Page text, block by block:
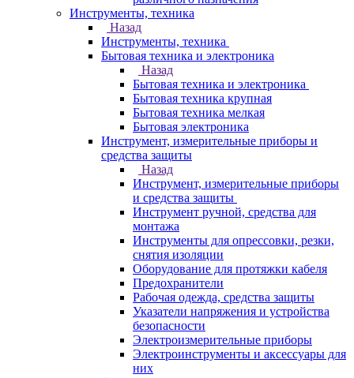
Инструменты, техника
Назад
Инструменты, техника
Бытовая техника и электроника
Назад
Бытовая техника и электроника
Бытовая техника крупная
Бытовая техника мелкая
Бытовая электроника
Инструмент, измерительные приборы и
средства защиты
Назад
Инструмент, измерительные приборы
и средства защиты
Инструмент ручной, средства для
монтажа
Инструменты для опрессовки, резки,
снятия изоляции
Оборудование для протяжки кабеля
Предохранители
Рабочая одежда, средства защиты
Указатели напряжения и устройства
безопасности
Электроизмерительные приборы
Электроинструменты и аксессуары для
них